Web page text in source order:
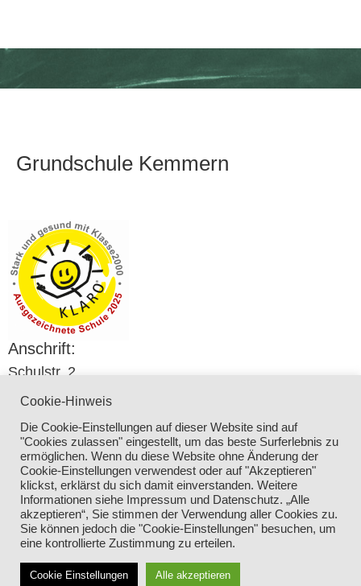
Grundschule Kemmern
Anschrift:
Schulstr. 2
Telefon:
09544 – 15 05
Email:
verwaltung@grundschule-kemmern.de
Impressum und Datenschutz
© 2017 – 2026 Grundschule Kemmern | Made
Cookie-Hinweis
Die Cookie-Einstellungen auf dieser Website sind auf
"Cookies zulassen" eingestellt, um das beste Surferlebnis zu
ermöglichen. Wenn du diese Website ohne Änderung der
Cookie-Einstellungen verwendest oder auf "Akzeptieren"
klickst, erklärst du sich damit einverstanden. Weitere
Informationen siehe Impressum und Datenschutz. „Alle
akzeptieren“, Sie stimmen der Verwendung aller Cookies zu.
Sie können jedoch die "Cookie-Einstellungen" besuchen, um
eine kontrollierte Zustimmung zu erteilen.
Cookie Einstellungen Alle akzeptieren